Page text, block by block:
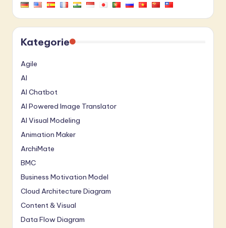
Kategorie
Agile
AI
AI Chatbot
AI Powered Image Translator
AI Visual Modeling
Animation Maker
ArchiMate
BMC
Business Motivation Model
Cloud Architecture Diagram
Content & Visual
Data Flow Diagram